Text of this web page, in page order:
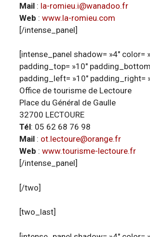
Mail : la-romieu.i@wanadoo.fr
Web : www.la-romieu.com
[/intense_panel]
[intense_panel shadow= »4″ color=
padding_top= »10″
padding_left= »10″ padding_right=
Office de tourisme de Lectoure
Place du Général de Gaulle
32700 LECTOURE
Tél: 05 62 68 76 98
Mail : ot.lectoure@orange.fr
Web : www.tourisme-lectoure.fr
[/intense_panel]
[/two]
[two_last]